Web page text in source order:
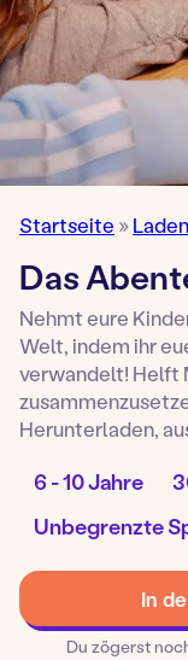
Startseite »Laden
Das
Nehmt eure
Welt, indem ihr
verwandelt! Helft
Herunterladen,
Alter
Spiel:
6 - 10 Jahre
Anzahl
vonUnbegrenzte
In
Du zögerst